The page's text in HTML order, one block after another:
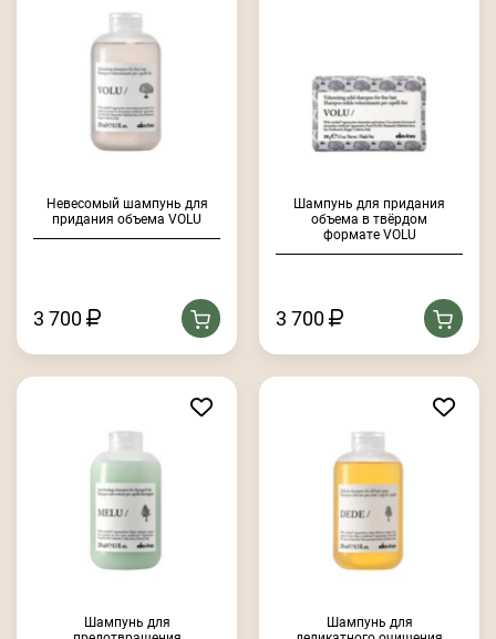
Невесомый шампунь для
придания объема VOLU
3 700
Шампунь для придания
объема в твёрдом
формате VOLU
3 700
Шампунь для
Шампунь для